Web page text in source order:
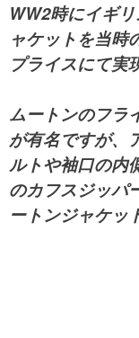
WW2時にイギ
ャケットを当時
プライスにて実
ムートンのフラ
が有名ですが、
ルトや袖口の内
のカフスジッパ
ートンジャケッ